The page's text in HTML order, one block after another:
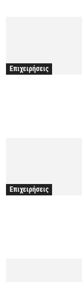
Επιχειρήσεις
Επιχειρήσεις